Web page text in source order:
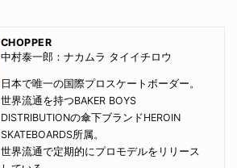
CHOPPER
中村泰一郎：ナカムラ タイイチロウ
日本で唯一の国際プロスケートボーダー。
世界流通を持つBAKER BOYS
DISTRIBUTIONの傘下ブランドHEROIN
SKATEBOARDS所属。
世界流通で定期的にプロモデルをリリース